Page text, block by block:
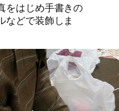
をはじめ手書きの
などで装飾しま